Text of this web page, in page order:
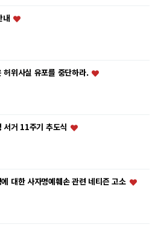
내
위사실 유포를 중단하라.
서거 11주기 추도식
대한 사자명예훼손 관련 네티즌 고소